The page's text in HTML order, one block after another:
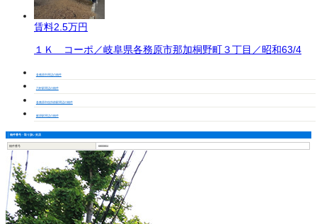
賃料2.5万円
１Ｋ コーポ／岐阜県各務原市那加桐野町３丁目／昭和63/4
各務原市周辺の物件
六軒駅周辺の物件
各務原市役所前駅周辺の物件
蘇原駅周辺の物件
物件番号・取り扱い支店
物件番号 6800804